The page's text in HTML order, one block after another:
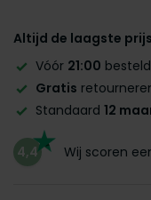
Altijd de laagste
Vóór 21:00
Gratis
Standaard 12
4,4 Wij scoren